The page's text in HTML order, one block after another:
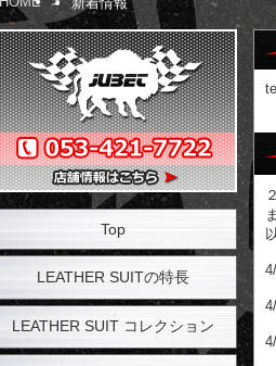
Top
LEATHER SUITの特長
LEATHER SUIT コレクション